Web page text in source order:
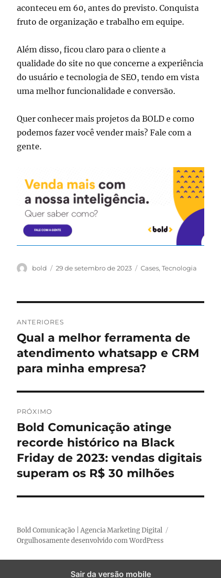
aconteceu em 60, antes do previsto. Conquista
fruto de organização e trabalho em equipe.
Além disso, ficou claro para o cliente a
qualidade do site no que concerne a experiência
do usuário e tecnologia de SEO, tendo em vista
uma melhor funcionalidade e conversão.
Quer conhecer mais projetos da BOLD e como
podemos fazer você vender mais? Fale com a
gente.
A
bold
P
c
d
o
m
29 de setembro de 2023
C
i
a
s
Cases,Tecnologia
a
v
e
g
a
ç
ã
o
d
P
o
ANTERIORES
P
o
s
a
e
r
i
o
Qual a melhor ferramenta de
atendimento whatsapp e CRM
para minha empresa?
PRÓXIMO
P
r
ó
m
o
Bold Comunicação atinge
recorde histórico na Black
Friday de 2023: vendas digitais
superam os R$ 30 milhões
Bold Comunicação | Agencia Marketing Digital
Orgulhosamente desenvolvido com WordPress
Sair da versão mobile